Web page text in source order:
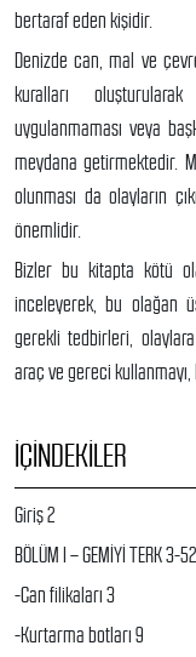
bertaraf eden kişidir.
Denizde can, mal ve
kuralları
uygulanmaması veya
meydana getirmektedir.
olunması da olayların
önemlidir.
Bizler bu kitapta kötü
inceleyerek, bu olağan
gerekli tedbirleri,
araç ve gereci
İÇINDEKILER
Giriş 2
BÖLÜM I – GEMİYİ TERK 3-52
-Can filikaları 3
-Kurtarma botları 9